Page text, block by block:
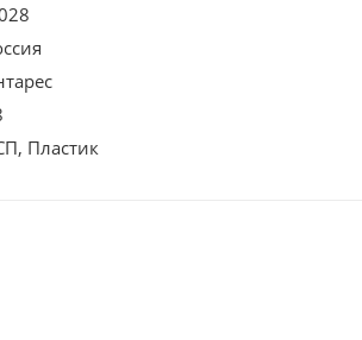
Пластик